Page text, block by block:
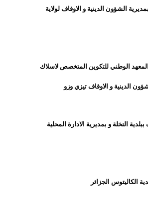
الشؤون الدينية و الاوقاف لولاية
الوطني للتكوين المتخصص لاسلاك
الدينية و الاوقاف تيزي وزو
النخلة و بمديرية الادارة المحلية
الكاليتوس الجزائر